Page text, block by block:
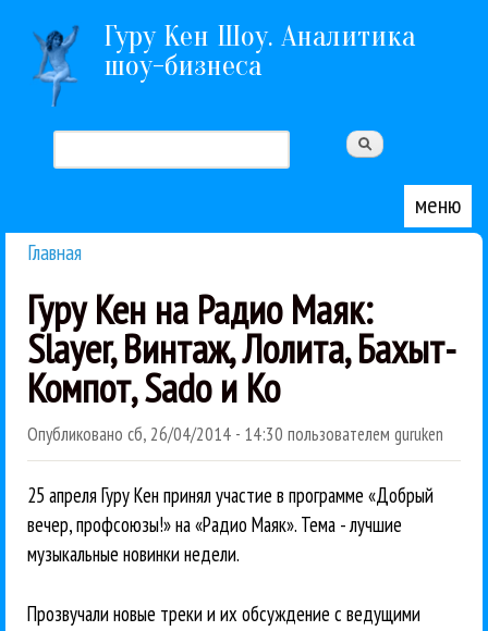
Перейти к основному содержанию
Гуру Кен Шоу. Аналитика
шоу-бизнеса
Форма поиска
меню
Главная
Гуру Кен на Радио Маяк:
Slayer, Винтаж, Лолита, Бахыт-
Компот, Sado и Ко
Опубликовано сб, 26/04/2014 - 14:30 пользователем guruken
25 апреля Гуру Кен принял участие в программе «Добрый
вечер, профсоюзы!» на «Радио Маяк». Тема - лучшие
музыкальные новинки недели.
Прозвучали новые треки и их обсуждение с ведущими